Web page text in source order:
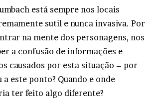
está sempre nos locais
sutil e nunca invasiva. Por
na mente dos personagens, nos
a confusão de informações e
causados por esta situação – por
a este ponto? Quando e onde
ter feito algo diferente?